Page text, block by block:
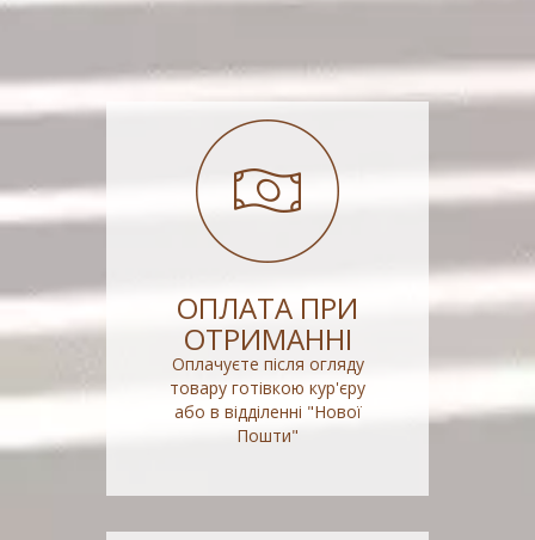
ОПЛАТА ПРИ
ОТРИМАННІ
Оплачуєте після огляду
товару готівкою кур'єру
або в відділенні "Нової
Пошти"